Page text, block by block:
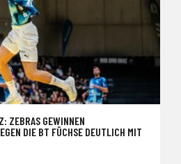
ZEBRAS GEWINNEN
DIE BT FÜCHSE DEUTLICH MIT